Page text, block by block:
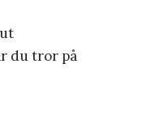
du tror på